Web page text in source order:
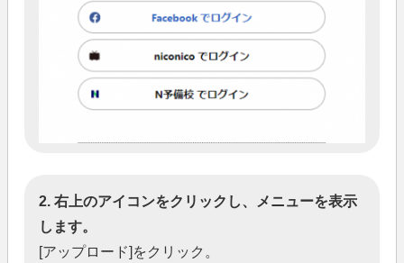
2. 右上のアイコンをクリックし、メニューを表示
します。
[アップロード]をクリック。